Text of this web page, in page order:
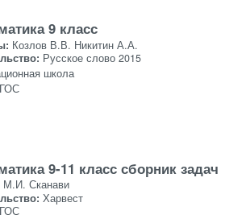
9 класс
Козлов В.В. Никитин А.А.
Русское слово 2015
школа
9-11 класс сборник задач
М.И. Сканави
Харвест